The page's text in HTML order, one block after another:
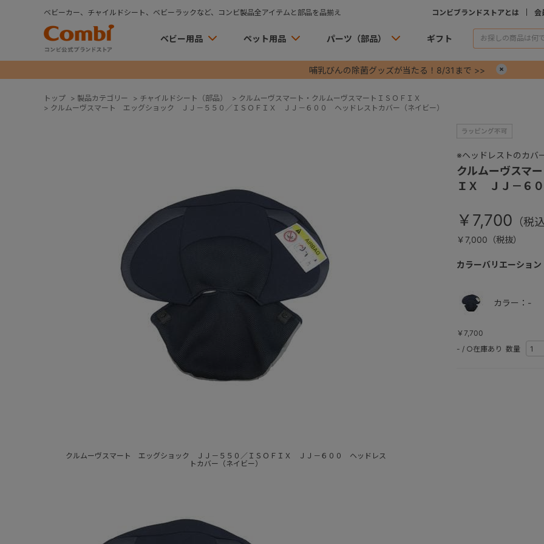
ベビーカー、チャイルドシート、ベビーラックなど、コンビ製品全アイテムと部品を品揃え コンビブランドストアとは 会
ベビー用品 ペット用品 パーツ（部品） ギフト
哺乳びんの除菌グッズが当たる！8/31まで >>
トップ > 製品カテゴリー > チャイルドシート（部品） > クルムーヴスマート・クルムーヴスマートＩＳＯＦＩＸ
> クルムーヴスマート エッグショック ＪＪ－５５０／ＩＳＯＦＩＸ ＪＪ－６００ ヘッドレストカバー（ネイビー）
クルムーヴスマート エッグショック ＪＪ－５５０／ＩＳＯＦＩＸ ＪＪ－６００ ヘッドレス
トカバー（ネイビー）
※ヘッドレストのカバ
クルムーヴスマ
ＩＸ ＪＪ－６
￥7,700
￥7,000（税抜）
カラーバリエーション
カラー：-
￥7,700
- / ○在庫あり 数量